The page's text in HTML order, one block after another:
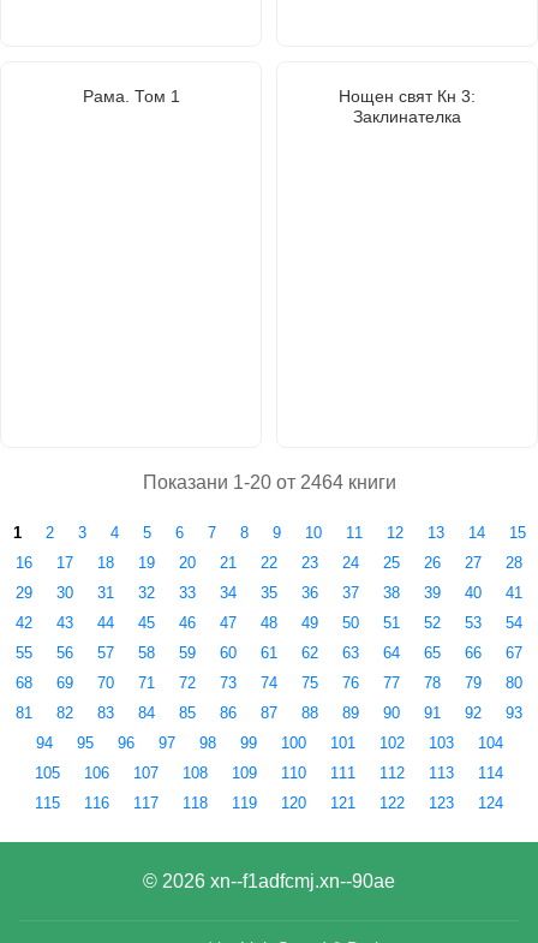
Рама. Том 1
Нощен свят Кн 3:
Заклинателка
Показани 1-20 от 2464 книги
1 2 3 4 5 6 7 8 9 10 11 12 13 14
15
16
17 18 19 20 21 22 23 24 25 26 27
28
29
30 31 32 33 34 35 36 37 38 39 40
41
42
43 44 45 46 47 48 49 50 51 52 53
54
55
56 57 58 59 60 61 62 63 64 65 66
67
68
69 70 71 72 73 74 75 76 77 78 79
80
81
82 83 84 85 86 87 88 89 90 91 92
93
94
95 96 97 98 99 100 101 102 103
104
105
106 107 108 109 110 111 112 113
114
115
116 117 118 119 120 121 122 123 124
© 2026 xn--f1adfcmj.xn--90ae